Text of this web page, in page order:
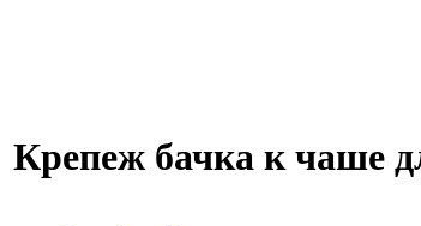
Крепеж бачка к чаше